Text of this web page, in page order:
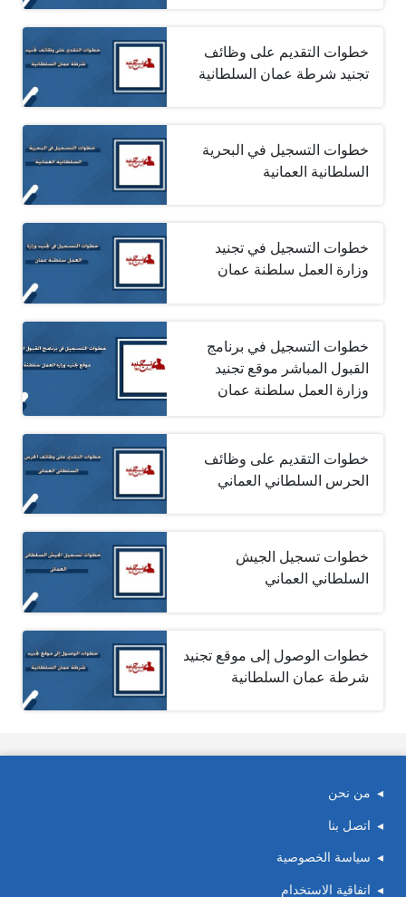
خطوات التقديم على وظائف
تجنيد شرطة عمان السلطانية
خطوات التسجيل في البحرية
السلطانية العمانية
خطوات التسجيل في تجنيد
وزارة العمل سلطنة عمان
خطوات التسجيل في برنامج
القبول المباشر موقع تجنيد
وزارة العمل سلطنة عمان
خطوات التقديم على وظائف
الحرس السلطاني العماني
خطوات تسجيل الجيش
السلطاني العماني
خطوات الوصول إلى موقع تجنيد
شرطة عمان السلطانية
من نحن
اتصل بنا
سياسة الخصوصية
اتفاقية الاستخدام